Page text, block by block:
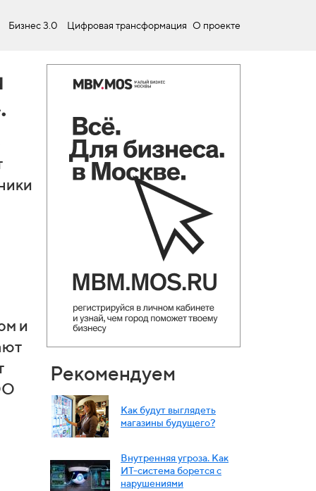
Бизнес 3.0 Цифровая трансформация О проекте
и
Рекомендуем
Как будут выглядеть
магазины будущего?
Внутренняя угроза. Как
ИТ-система борется с
нарушениями